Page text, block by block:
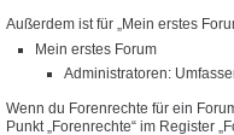
Außerdem ist für „Mein erstes
Mein erstes Forum
Administratoren:
Wenn du Forenrechte für ein
Punkt „Forenrechte“ im Register